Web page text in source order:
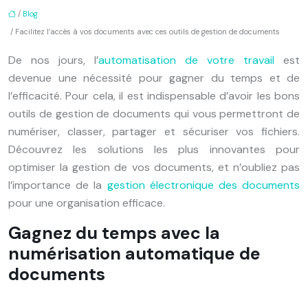
/ Blog
/ Facilitez l’accès à vos documents avec ces outils de gestion de documents
De nos jours, l’automatisation de votre travail est
devenue une nécessité pour gagner du temps et de
l’efficacité. Pour cela, il est indispensable d’avoir les bons
outils de gestion de documents qui vous permettront de
numériser, classer, partager et sécuriser vos fichiers.
Découvrez les solutions les plus innovantes pour
optimiser la gestion de vos documents, et n’oubliez pas
l’importance de la gestion électronique des documents
pour une organisation efficace.
Gagnez du temps avec la
numérisation automatique de
documents